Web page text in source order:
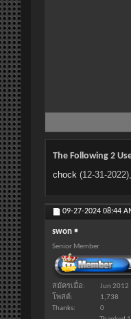
The Following 2
chock (12-31-2022),
09-27-2024 08:44
swon
Senior Member
สมัครเมื่อ
Jun 2012
โพสต์
1,738
Thanks
0